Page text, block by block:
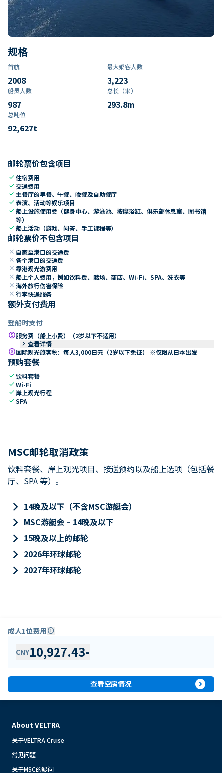
规格
首航
2008
最大乘客人数
3,223
船员人数
987
总长（米）
293.8m
总吨位
92,627t
邮轮票价包含项目
check住宿费用
check 交通费用
check 主餐厅的早餐、午餐、晚餐及自助餐厅
check表演、活动等娱乐项目
check船上设施使用费（健身中心、游泳池、按摩浴缸、俱乐部休息室、图书馆
等）
check船上活动（游戏、问答、手工课程等）
邮轮票价不包含项目
close 自家至港口的交通费
close 各个港口的交通费
close 靠港观光游费用
close 船上个人费用，例如饮料费、赌场、商店、Wi-Fi、SPA、洗衣等
close 海外旅行伤害保险
close 行李快递服务
额外支付费用
登船时支付
paid服务费（船上小费）（2岁以下不适用）
keyboard_arrow_right 查看详情
paid国际观光旅客税：每人3,000日元（2岁以下免征） ※仅限从日本出发
预购套餐
check饮料套餐
checkWi-Fi
check 岸上观光行程
checkSPA
MSC邮轮取消政策
饮料套餐、岸上观光项目、接送预约以及船上选项（包括餐
厅、SPA 等）。
keyboard_arrow_right 14晚及以下（不含MSC游艇会）
keyboard_arrow_right MSC游艇会 – 14晚及以下
keyboard_arrow_right 15晚及以上的邮轮
keyboard_arrow_right 2026年环球邮轮
keyboard_arrow_right 2027年环球邮轮
成人1位费用info
CNY10,927.43-
查看空房情况 expand_circle_right
About VELTRA
关于VELTRA Cruise
常见问题
关于MSC的疑问